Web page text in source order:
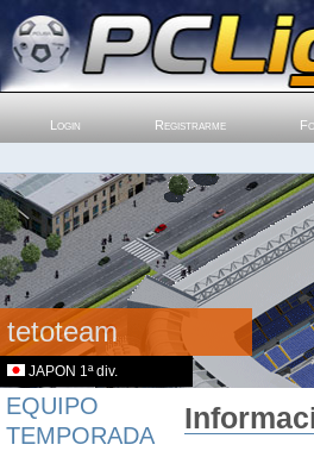
Login Registrarme
tetoteam
JAPON 1ª div.
EQUIPO
TEMPORADA